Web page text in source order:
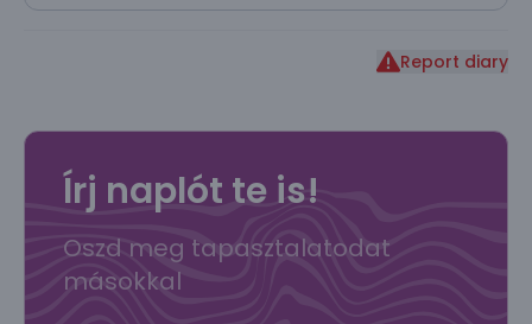
Report diary
Írj naplót te is!
Oszd meg tapasztalatodat
másokkal